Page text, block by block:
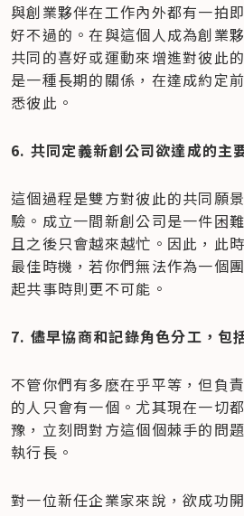
與創業夥伴在工作內外都有一拍
好不過的。在與這個人成為創業
共同的喜好或運動來增進對彼此
是一種長期的關係，在達成約定
悉彼此。
6. 共同定義新創公司欲達成的主
這個過程是雙方對彼此的共同願
驗。成立一間新創公司是一件困
且之後只會越來越忙。因此，此
最佳時機，若你們無法作為一個
起共事時則更不可能。
7. 儘早協商和記錄角色分工，包
不管你們有多麽在乎平等，但負
的人只會有一個。尤其現在一切
豫，立刻問對方這個個棘手的問
執行長。
對一位新任企業家來說，欲成功